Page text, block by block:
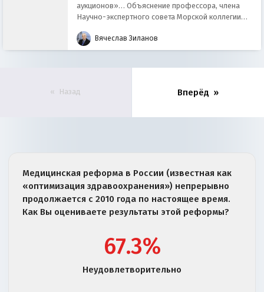
аукционов»… Объяснение профессора, члена
Научно-экспертного совета Морской коллегии
Вячеслав Зиланов
Назад Вперёд
Медицинская реформа в России (известная как
«оптимизация здравоохранения») непрерывно
продолжается с 2010 года по настоящее время.
Как Вы оцениваете результаты этой реформы?
67.3%
Неудовлетворительно